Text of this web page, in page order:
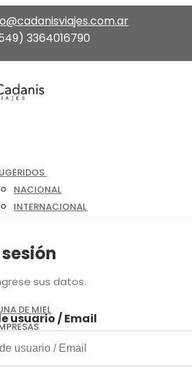
3364016790
NACIONAL
INTERNACIONAL
A MEDIDA
DE MIEL
sus datos.
usuario / Email